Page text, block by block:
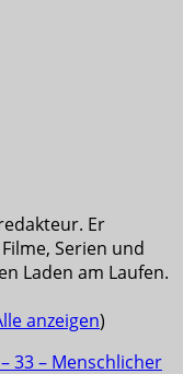
Er
Serien und
Laden am Laufen.
anzeigen)
33 – Menschlicher